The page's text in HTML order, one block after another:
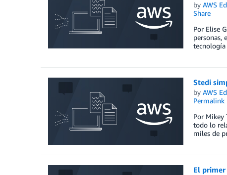
by AWS
Share
Por Elise
personas,
Stedi
by AWS
Permalink
Por Mikey
todo lo
miles de
El